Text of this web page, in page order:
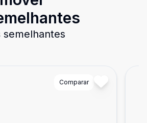
semelhantes
Comparar